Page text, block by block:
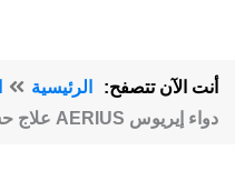
أنت الآن تتصفح: الرئيسية
دواء إيريوس AERIUS علاج حساسية الانف و الجلد